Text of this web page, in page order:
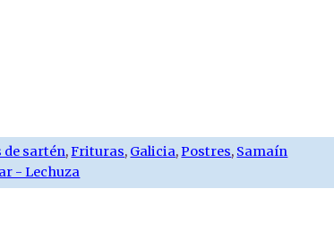
de sartén,Frituras, Galicia,Postres, Samaín
- Lechuza